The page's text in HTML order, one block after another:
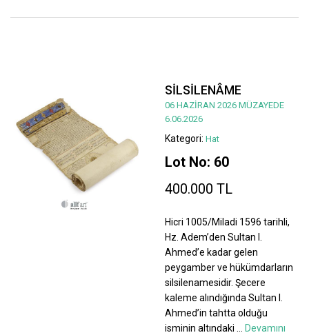
SİLSİLENÂME
06 HAZİRAN 2026 MÜZAYEDE
6.06.2026
Kategori: Hat
Lot No: 60
400.000 TL
Hicri 1005/Miladi 1596 tarihli,
Hz. Adem’den Sultan I.
Ahmed’e kadar gelen
peygamber ve hükümdarların
silsilenamesidir. Şecere
kaleme alındığında Sultan I.
Ahmed’in tahtta olduğu
isminin altındaki
Devamını